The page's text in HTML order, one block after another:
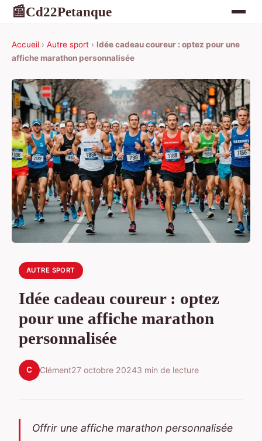
📰Cd22Petanque
Accueil › Autre sport › Idée cadeau coureur : optez pour une
affiche marathon personnalisée
AUTRE SPORT
Idée cadeau coureur : optez
pour une affiche marathon
personnalisée
C Clément27 octobre 20243 min de lecture
Offrir une affiche marathon personnalisée